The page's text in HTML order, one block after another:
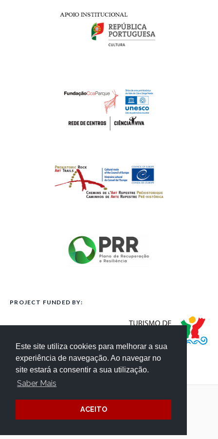
Este site utiliza cookies para melhorar a sua
experiência de navegação. Ao navegar no
site estará a consentir a sua utilização.
Saber Mais
ACEITO
PROJECT FUNDED BY: